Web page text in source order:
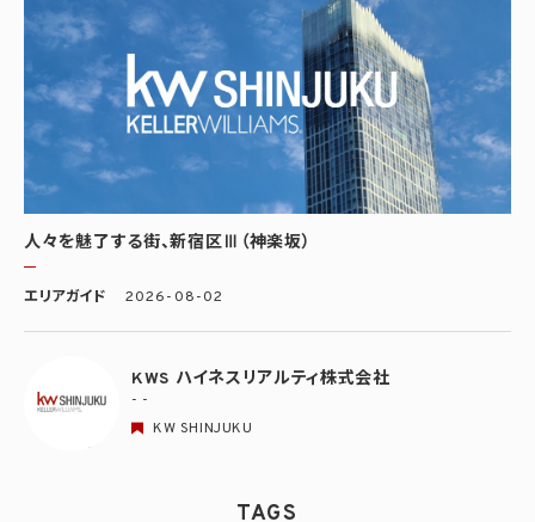
人々を魅了する街、新宿区Ⅲ（神楽坂）
エリアガイド 2026-08-02
KWS ハイネスリアルティ株式会社
- -
KW SHINJUKU
TAGS